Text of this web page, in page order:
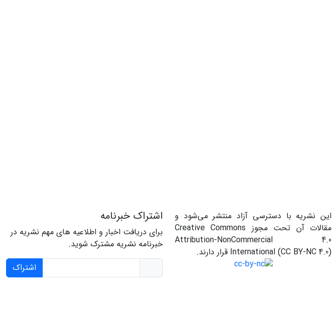
این نشریه با دسترسی آزاد منتشر می‌شود و
مقالات آن تحت مجوز Creative Commons
Attribution-NonCommercial 4.0
International (CC BY-NC 4.0) قرار دارند.
اشتراک خبرنامه
برای دریافت اخبار و اطلاعیه های مهم نشریه در
خبرنامه نشریه مشترک شوید.
اشتراک